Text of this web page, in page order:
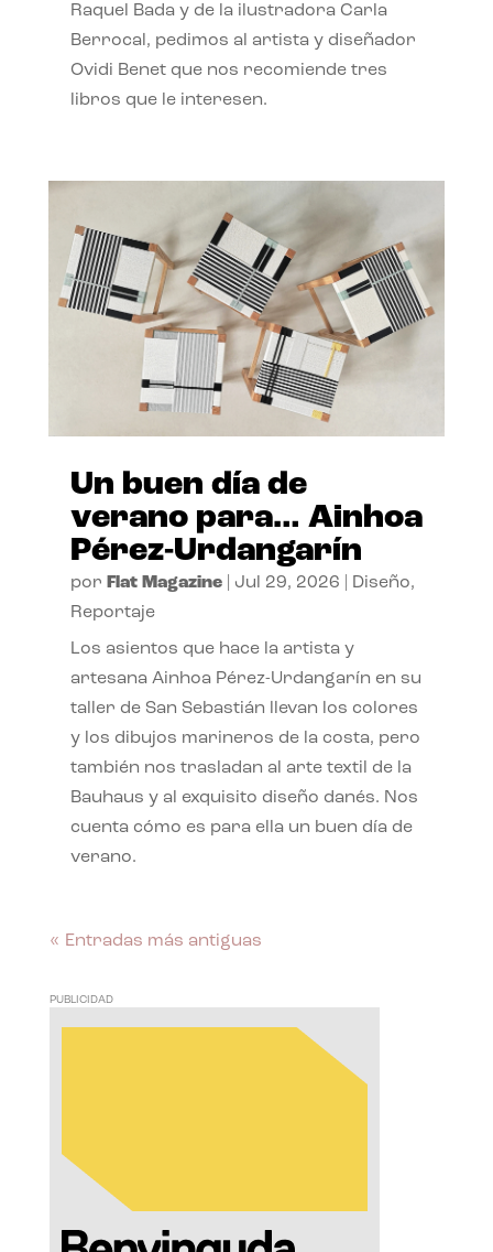
Raquel Bada y de la ilustradora Carla
Berrocal, pedimos al artista y diseñador
Ovidi Benet que nos recomiende tres
libros que le interesen.
Un buen día de
verano para… Ainhoa
Pérez-Urdangarín
por Flat Magazine| Jul 29, 2026 Diseño,
Reportaje
Los asientos que hace la artista y
artesana Ainhoa Pérez-Urdangarín en su
taller de San Sebastián llevan los colores
y los dibujos marineros de la costa, pero
también nos trasladan al arte textil de la
Bauhaus y al exquisito diseño danés. Nos
cuenta cómo es para ella un buen día de
verano.
« Entradas más antiguas
PUBLICIDAD